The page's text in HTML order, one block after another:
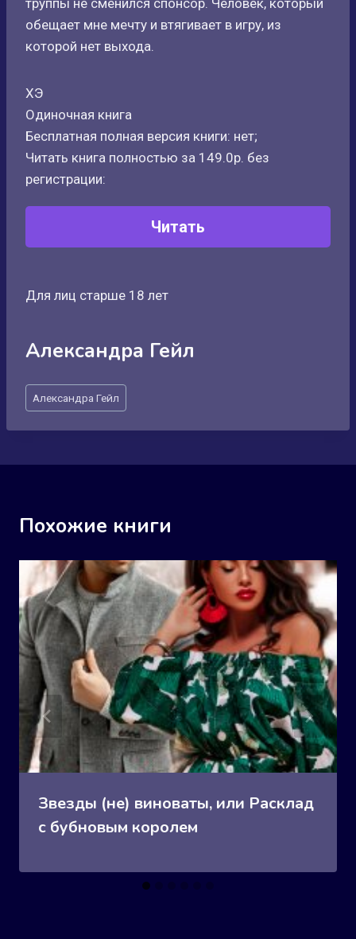
труппы не сменился спонсор. Человек, который
обещает мне мечту и втягивает в игру, из
которой нет выхода.
ХЭ
Одиночная книга
Бесплатная полная версия книги: нет;
Читать книга полностью за 149.0р. без
регистрации:
Читать
Для лиц старше 18 лет
Александра Гейл
Метки
записи:
Александра Гейл
Похожие книги
Звезды (не) виноваты, или Расклад
с бубновым королем